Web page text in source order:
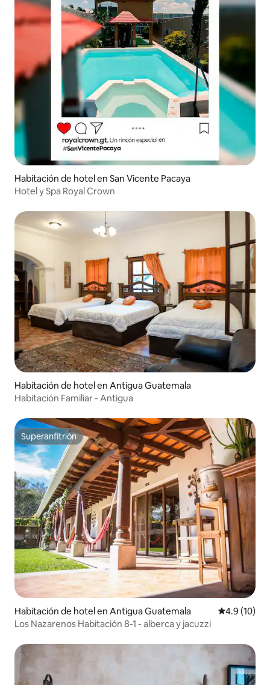
Habitación de hotel en San Vicente Pacaya
Hotel y Spa Royal Crown
Habitación de hotel en Antigua Guatemala
Habitación Familiar - Antigua
Superanfitrión
Superanfitrión
Habitación de hotel en Antigua Guatemala Calificación
4.9 (10)
Los Nazarenos Habitación 8-1 - alberca y jacuzzi